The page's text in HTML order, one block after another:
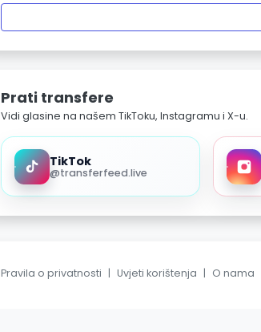
Prati transfere
Vidi glasine na našem TikToku, Instagramu i X-u.
TikTok
@transferfeed.live
Pravila o privatnosti | Uvjeti korištenja | O nama